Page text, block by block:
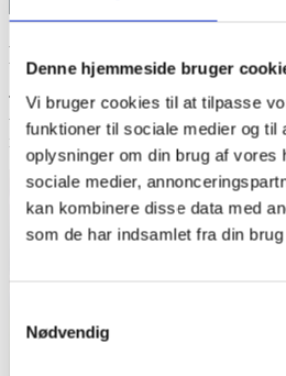
Denne hjemmeside bruger
Vi bruger cookies til at tilpasse
funktioner til sociale medier og
oplysninger om din brug af vores
sociale medier,
kan kombinere disse data med
som de har indsamlet fra din
Nødvendig
FLYDESPARTEL
Teqton leverer også gulvproduktet
tidsbesparende og selvnivellerende
industrigulv.